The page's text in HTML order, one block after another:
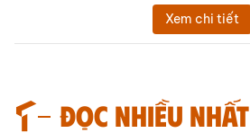
Xem chi tiết
Đọc nhiều nhất